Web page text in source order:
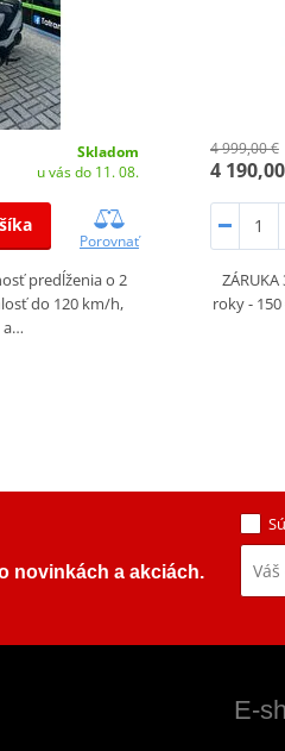
Skladom
u vás do 11. 08.
Porovnať
predĺženia o 2
do 120 km/h,
a…
4 999,00 €
4
roky -
novinkách a akciách.
E-